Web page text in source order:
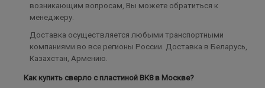
возникающим вопросам, Вы можете обратиться к
менеджеру.
Доставка осуществляется любыми транспортными
компаниями во все регионы России. Доставка в Беларусь,
Казахстан, Армению.
Как купить сверло с пластиной ВК8 в Москве?